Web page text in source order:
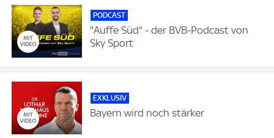
PODCAST
"Auffe Süd" - der BVB-Podcast von
Sky Sport
EXKLUSIV
Bayern wird noch stärker